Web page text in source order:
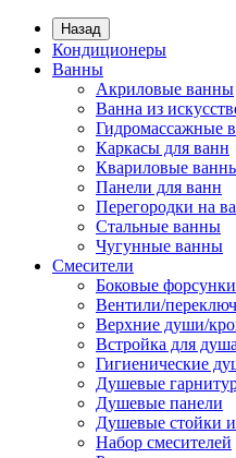
Назад
Кондиционеры
Ванны
Акриловые ванны
Ванна из
Гидромассажные
Каркасы для ванн
Квариловые
Панели для ванн
Перегородки на
Стальные ванны
Чугунные ванны
Смесители
Боковые форсунки
Вентили/
Верхние души/
Встройка для
Гигиенические
Душевые
Душевые панели
Душевые стойки
Набор смесителей